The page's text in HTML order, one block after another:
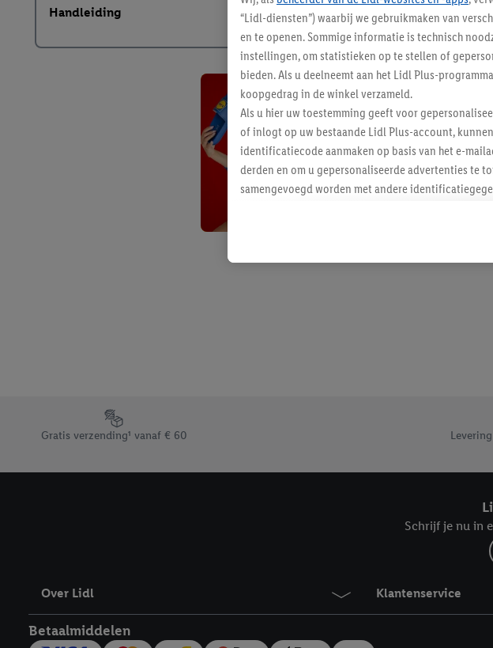
Handleiding
Footerelement met de verschillende USPs van Lidl.be
Gratis verzending¹ vanaf € 60
Schrijf je nu in
Over Lidl Klantenservice
Betaalmiddelen
“Lidl-diensten”) waarbij we gebruikmaken van
en te openen. Sommige informatie is technisch
instellingen, om statistieken op te stellen of
bieden. Als u deelneemt aan het Lidl Plus-
koopgedrag in de winkel verzameld.
Als u hier uw toestemming geeft voor
of inlogt op uw bestaande Lidl Plus-account,
identificatiecode aanmaken op basis van het e-
derden en om u gepersonaliseerde advertenties te
samengevoegd worden met andere
Als u hiermee akkoord gaat, kunnen advertenties
u interesse hebt getoond (bijvoorbeeld door het
niet te kopen), ook op verschillende apparaten en